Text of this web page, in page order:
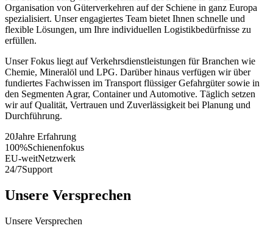
Organisation von Güterverkehren auf der Schiene in ganz Europa
spezialisiert. Unser engagiertes Team bietet Ihnen schnelle und
flexible Lösungen, um Ihre individuellen Logistikbedürfnisse zu
erfüllen.
Unser Fokus liegt auf Verkehrsdienstleistungen für Branchen wie
Chemie, Mineralöl und LPG. Darüber hinaus verfügen wir über
fundiertes Fachwissen im Transport flüssiger Gefahrgüter sowie in
den Segmenten Agrar, Container und Automotive. Täglich setzen
wir auf Qualität, Vertrauen und Zuverlässigkeit bei Planung und
Durchführung.
20Jahre Erfahrung
100%Schienenfokus
EU-weitNetzwerk
24/7Support
Unsere Versprechen
Unsere Versprechen